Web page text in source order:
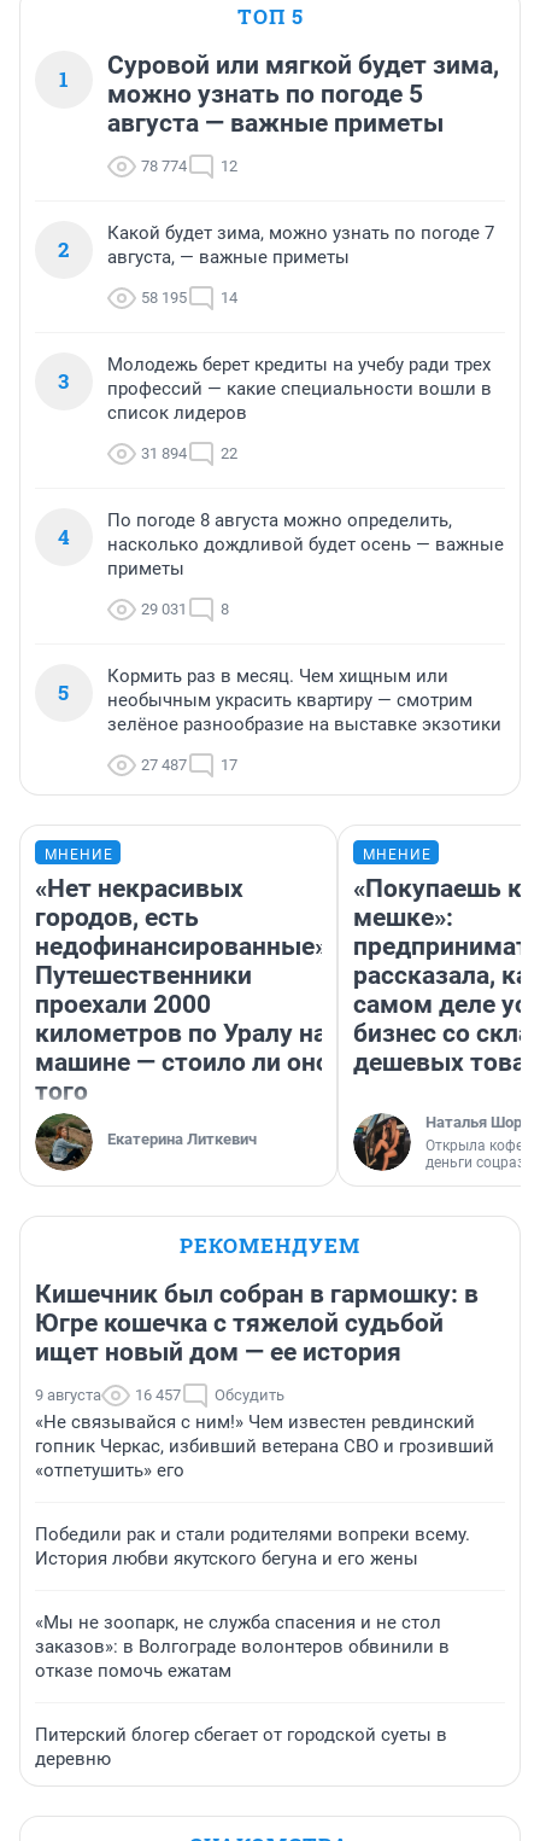
ТОП 5
1
Суровой или мягкой будет зима,
можно узнать по погоде 5
августа — важные приметы
78 774 12
2
Какой будет зима, можно узнать по погоде 7
августа, — важные приметы
58 195 14
3
Молодежь берет кредиты на учебу ради трех
профессий — какие специальности вошли в
список лидеров
31 894 22
4
По погоде 8 августа можно определить,
насколько дождливой будет осень — важные
приметы
29 031 8
5
Кормить раз в месяц. Чем хищным или
необычным украсить квартиру — смотрим
зелёное разнообразие на выставке экзотики
27 487 17
МНЕНИЕ
«Нет некрасивых
городов, есть
недофинансированные».
Путешественники
проехали 2000
километров по Уралу на
машине — стоило ли оно
того
Екатерина Литкевич
МНЕНИЕ
«Покупаешь
мешке»:
рассказала,
самом деле
бизнес со
дешевых
Наталья
Открыла
деньги
РЕКОМЕНДУЕМ
Кишечник был собран в гармошку: в
Югре кошечка с тяжелой судьбой
ищет новый дом — ее история
9 августа 16 457 Обсудить
«Не связывайся с ним!» Чем известен ревдинский
гопник Черкас, избивший ветерана СВО и грозивший
«отпетушить» его
Победили рак и стали родителями вопреки всему.
История любви якутского бегуна и его жены
«Мы не зоопарк, не служба спасения и не стол
заказов»: в Волгограде волонтеров обвинили в
отказе помочь ежатам
Питерский блогер сбегает от городской суеты в
деревню